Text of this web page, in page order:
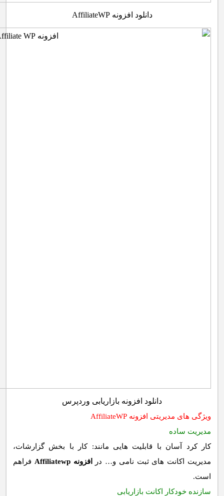
دانلود افزونه AffiliateWP
دانلود افزونه بازاریابی وردپرس
ویژگی های مدیریتی افزونه AffiliateWP
مدیریت ساده
کار کرد آسان با قابلیت هایی مانند: کار با بخش گزارشات،
مدیریت اکانت های ثبت نامی و… در
افزونه Affiliatewp
فراهم
است.
سازنده خودکار اکانت بازاریابی